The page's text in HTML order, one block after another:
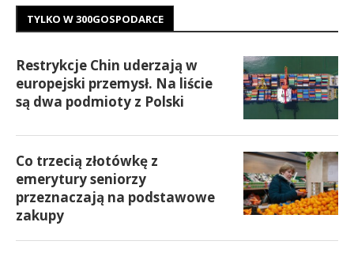
TYLKO W 300GOSPODARCE
Restrykcje Chin uderzają w
europejski przemysł. Na liście
są dwa podmioty z Polski
Co trzecią złotówkę z
emerytury seniorzy
przeznaczają na podstawowe
zakupy